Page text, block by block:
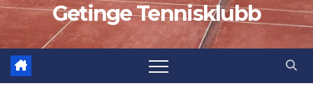
Getinge Tennisklubb